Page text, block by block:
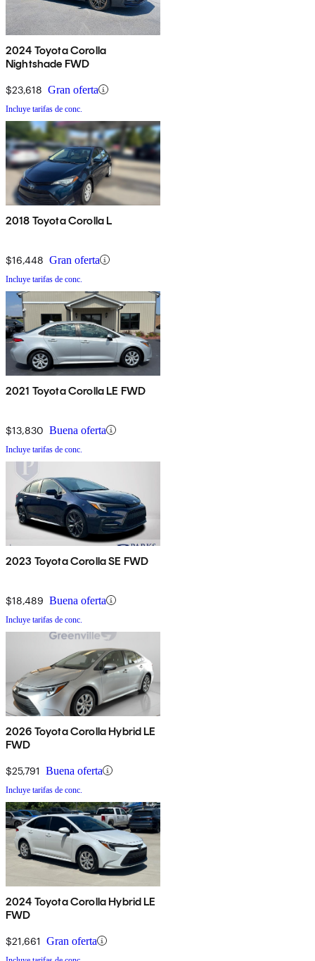
2024 Toyota Corolla
Nightshade FWD
$23,618 Gran oferta
Incluye tarifas de conc.
2018 Toyota Corolla L
$16,448 Gran oferta
Incluye tarifas de conc.
2021 Toyota Corolla LE FWD
$13,830 Buena oferta
Incluye tarifas de conc.
2023 Toyota Corolla SE FWD
$18,489 Buena oferta
Incluye tarifas de conc.
2026 Toyota Corolla Hybrid LE
FWD
$25,791 Buena oferta
Incluye tarifas de conc.
2024 Toyota Corolla Hybrid LE
FWD
$21,661 Gran oferta